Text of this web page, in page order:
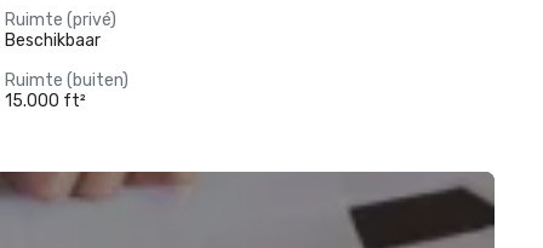
Ruimte (privé)
Beschikbaar
Ruimte (buiten)
15.000 ft²